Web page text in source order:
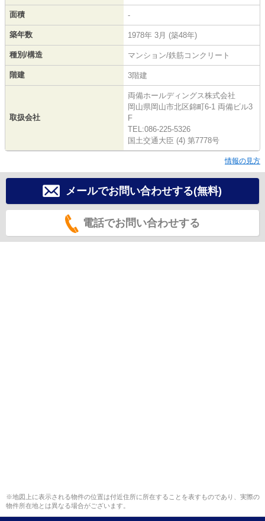
面積 -
築年数 1978年 3月 (築48年)
種別/構造 マンション/鉄筋コンクリート
階建 3階建
取扱会社
両備ホールディングス株式会社
岡山県岡山市北区錦町6-1 両備ビル3
F
TEL:086-225-5326
国土交通大臣 (4) 第7778号
情報の見方
メールでお問い合わせする(無料)
電話でお問い合わせする
※地図上に表示される物件の位置は付近住所に所在することを表すものであり、実際の
物件所在地とは異なる場合がございます。